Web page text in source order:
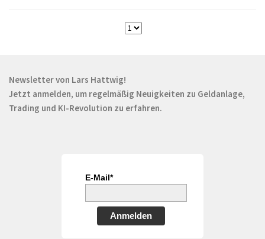
Newsletter von Lars Hattwig!
Jetzt anmelden, um regelmäßig Neuigkeiten zu Geldanlage,
Trading und KI-Revolution zu erfahren.
E-Mail*
Anmelden